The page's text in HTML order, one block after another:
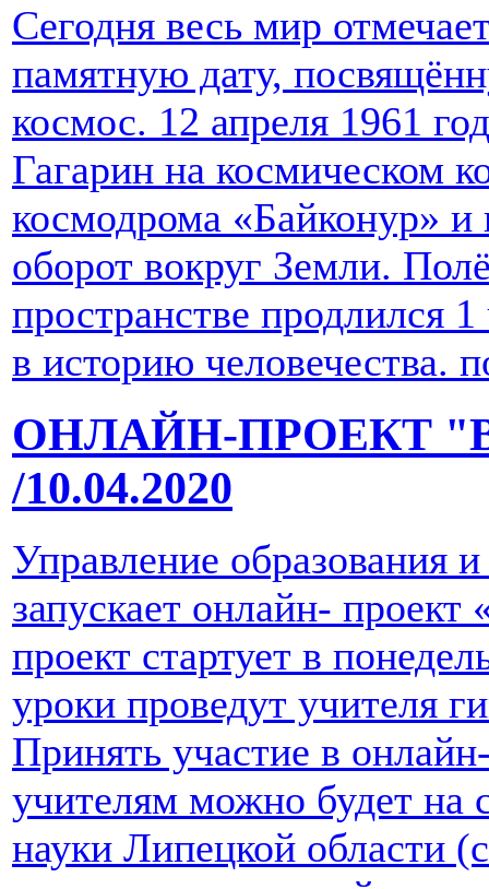
Сегодня весь мир
памятную дату,
космос. 12 апреля 1961
Гагарин на космическом
космодрома «Байконур»
оборот вокруг Земли.
пространстве продлился
в историю человечества.
ОНЛАЙН-ПРОЕКТ
/10.04.2020
Управление образования
запускает онлайн-
проект стартует в
уроки проведут учителя
Принять участие в
учителям можно будет на
науки Липецкой области